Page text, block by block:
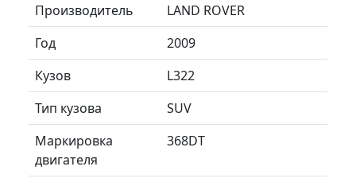
Производитель
LAND ROVER
Год
2009
Кузов
L322
Тип кузова
SUV
Маркировка
двигателя
368DT